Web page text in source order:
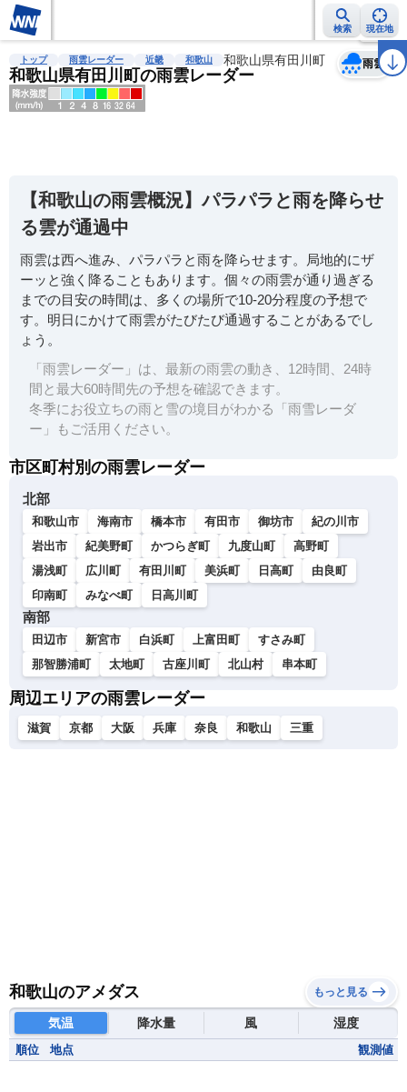
検索 現在地
雨雲レーダー 台風情報 地震情報 警報・注意報 2週間天気 ラ
トップ 雨雲レーダー 近畿 和歌山 和歌山県有田川町
和歌山県有田川町の雨雲レーダー
雨雲
天気 台風
【和歌山の雨雲概況】パラパラと雨を降らせ
る雲が通過中
雨雲は西へ進み、パラパラと雨を降らせます。局地的にザ
ーッと強く降ることもあります。個々の雨雲が通り過ぎる
までの目安の時間は、多くの場所で10-20分程度の予想で
す。明日にかけて雨雲がたびたび通過することがあるでし
ょう。
「雨雲レーダー」は、最新の雨雲の動き、12時間、24時
間と最大60時間先の予想を確認できます。
冬季にお役立ちの雨と雪の境目がわかる「雨雪レーダ
ー」もご活用ください。
市区町村別の雨雲レーダー
北部
和歌山市 海南市 橋本市 有田市 御坊市
紀の川市
岩出市
紀美野町 かつらぎ町 九度山町
高野町
湯浅町
広川町 有田川町 美浜町 日高町
由良町
印南町
みなべ町 日高川町
南部
田辺市 新宮市 白浜町 上富田町
すさみ町
那智勝浦町
太地町 古座川町 北山村 串本町
周辺エリアの雨雲レーダー
滋賀 京都 大阪 兵庫 奈良 和歌山 三重
和歌山のアメダス もっと見る
気温 降水量 風 湿度
順位 地点 観測値